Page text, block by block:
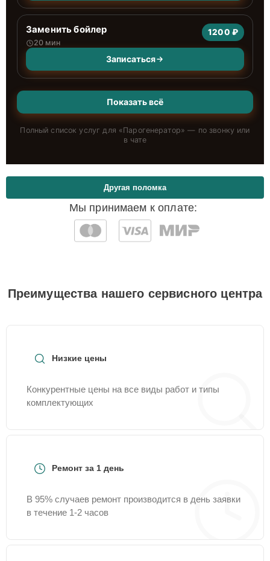
Заменить бойлер
20 мин
1200 ₽
Записаться
Показать всё
Полный список услуг для «Парогенератор» — по звонку или
в чате
Мы принимаем к оплате:
Другая поломка
Преимущества нашего сервисного центра
Низкие цены
Конкурентные цены на все виды работ и типы
комплектующих
Ремонт за 1 день
В 95% случаев ремонт производится в день заявки
в течение 1-2 часов